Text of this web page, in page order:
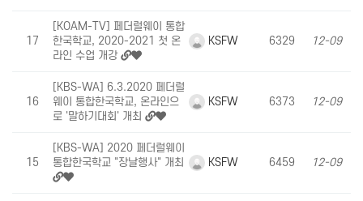
17
[KOAM-TV] 페더럴웨이 통합
한국학교, 2020-2021 첫 온
라인 수업 개강
KSFW 6329 12-09
16
[KBS-WA] 6.3.2020 페더럴
웨이 통합한국학교, 온라인으
로 '말하기대회' 개최
KSFW 6373 12-09
15
[KBS-WA] 2020 페더럴웨이
통합한국학교 "장날행사" 개최
KSFW 6459 12-09